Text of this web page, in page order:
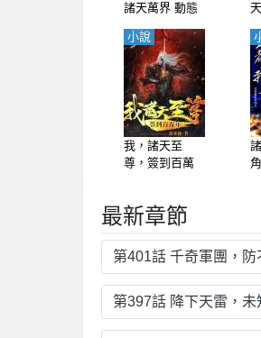
諸天萬界 動態
我，諸天至
尊，簽到百萬
小說
最新章節
第401話 千奇軍團，防
第397話 降下天雷，未